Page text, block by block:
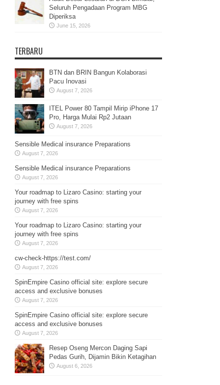
Seluruh Pengadaan Program MBG
Diperiksa
June 15, 2026
TERBARU
BTN dan BRIN Bangun Kolaborasi
Pacu Inovasi
August 7, 2026
ITEL Power 80 Tampil Mirip iPhone 17
Pro, Harga Mulai Rp2 Jutaan
August 7, 2026
Sensible Medical insurance Preparations
August 7, 2026
Sensible Medical insurance Preparations
August 7, 2026
Your roadmap to Lizaro Casino: starting your
journey with free spins
August 7, 2026
Your roadmap to Lizaro Casino: starting your
journey with free spins
August 7, 2026
cw-check-https://test.com/
August 7, 2026
SpinEmpire Casino official site: explore secure
access and exclusive bonuses
August 7, 2026
SpinEmpire Casino official site: explore secure
access and exclusive bonuses
August 7, 2026
Resep Oseng Mercon Daging Sapi
Pedas Gurih, Dijamin Bikin Ketagihan
August 6, 2026